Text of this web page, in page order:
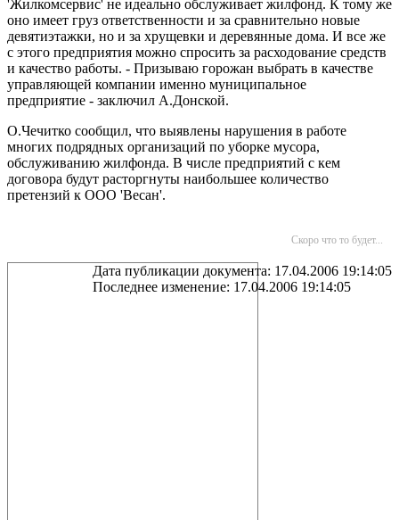
'Жилкомсервис' не идеально обслуживает жилфонд. К тому же
оно имеет груз ответственности и за сравнительно новые
девятиэтажки, но и за хрущевки и деревянные дома. И все же
с этого предприятия можно спросить за расходование средств
и качество работы. - Призываю горожан выбрать в качестве
управляющей компании именно муниципальное
предприятие - заключил А.Донской.
О.Чечитко сообщил, что выявлены нарушения в работе
многих подрядных организаций по уборке мусора,
обслуживанию жилфонда. В числе предприятий с кем
договора будут расторгнуты наибольшее количество
претензий к ООО 'Весан'.
Скоро что то будет...
Дата публикации документа: 17.04.2006 19:14:05
Последнее изменение: 17.04.2006 19:14:05